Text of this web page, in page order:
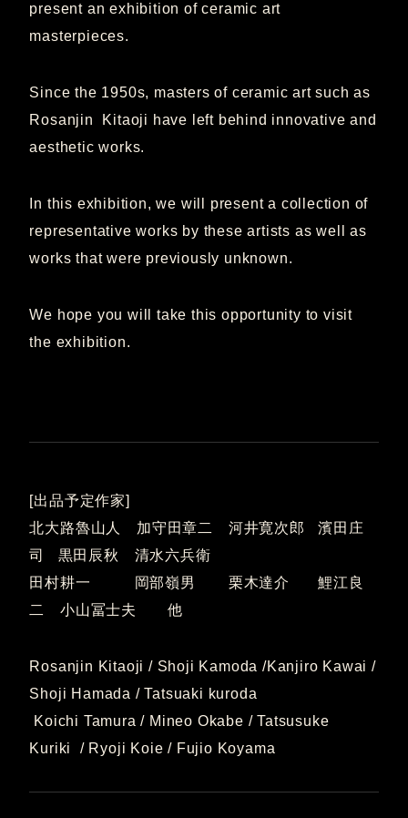
present an exhibition of ceramic art
masterpieces.
Since the 1950s, masters of ceramic art such as
Rosanjin Kitaoji have left behind innovative and
aesthetic works.
In this exhibition, we will present a collection of
representative works by these artists as well as
works that were previously unknown.
We hope you will take this opportunity to visit
the exhibition.
[出品予定作家]
北大路魯山人 加守田章二 河井寛次郎 濱田庄
司 黒田辰秋 清水六兵衛
田村耕一 岡部嶺男 栗木達介 鯉江良
二 小山冨士夫 他
Rosanjin Kitaoji / Shoji Kamoda /Kanjiro Kawai /
Shoji Hamada / Tatsuaki kuroda
Koichi Tamura / Mineo Okabe / Tatsusuke
Kuriki / Ryoji Koie / Fujio Koyama